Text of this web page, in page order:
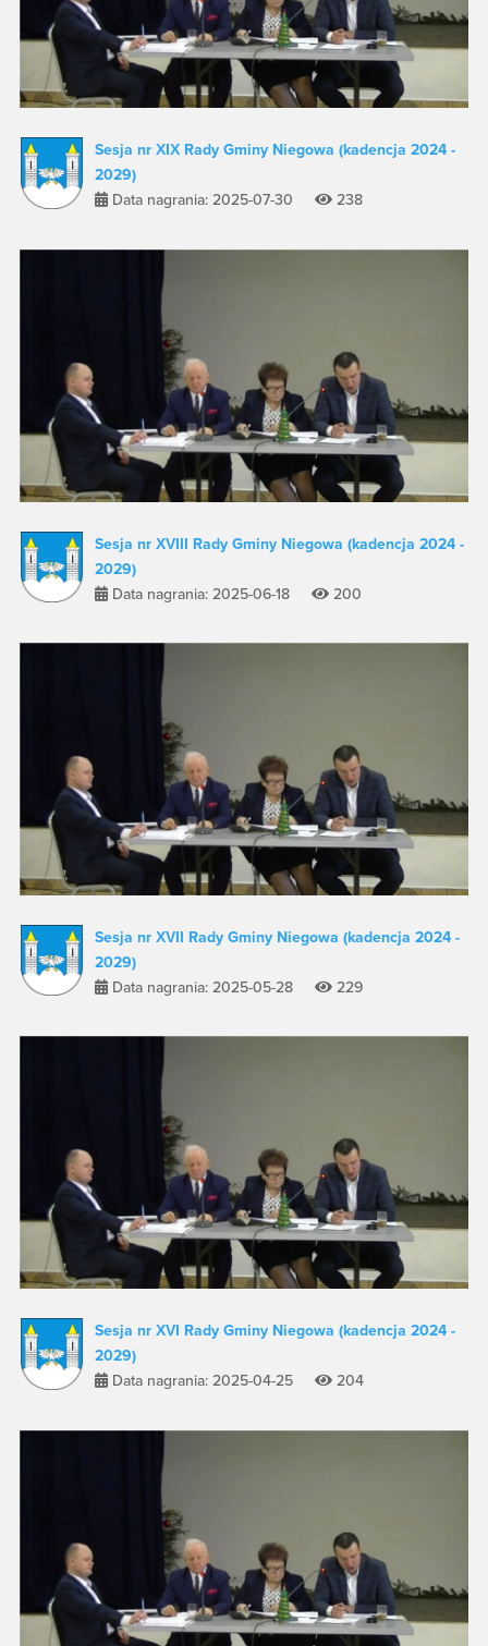
Sesja nr XIX Rady Gminy Niegowa (kadencja 2024 -
2029)
Data nagrania: 2025-07-30
238
Sesja nr XVIII Rady Gminy Niegowa (kadencja 2024 -
2029)
Data nagrania: 2025-06-18
200
Sesja nr XVII Rady Gminy Niegowa (kadencja 2024 -
2029)
Data nagrania: 2025-05-28
229
Sesja nr XVI Rady Gminy Niegowa (kadencja 2024 -
2029)
Data nagrania: 2025-04-25
204